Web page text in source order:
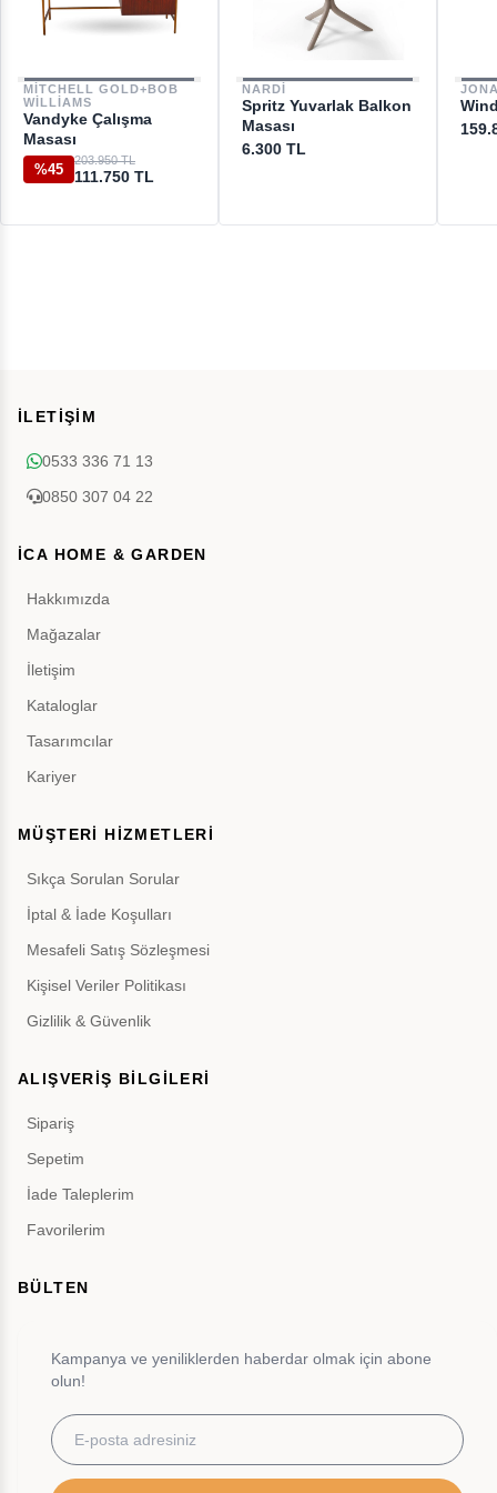
MITCHELL GOLD+BOB
WILLIAMS
Vandyke Çalışma
Masası
%45
203.950 TL
111.750 TL
NARDI
Spritz Yuvarlak Balkon
Masası
6.300 TL
İLETİŞİM
0533 336 71 13
0850 307 04 22
İCA HOME & GARDEN
Hakkımızda
Mağazalar
İletişim
Kataloglar
Tasarımcılar
Kariyer
MÜŞTERİ HİZMETLERİ
Sıkça Sorulan Sorular
İptal & İade Koşulları
Mesafeli Satış Sözleşmesi
Kişisel Veriler Politikası
Gizlilik & Güvenlik
ALIŞVERİŞ BİLGİLERİ
Sipariş
Sepetim
İade Taleplerim
Favorilerim
BÜLTEN
Kampanya ve yeniliklerden haberdar olmak için abone
olun!